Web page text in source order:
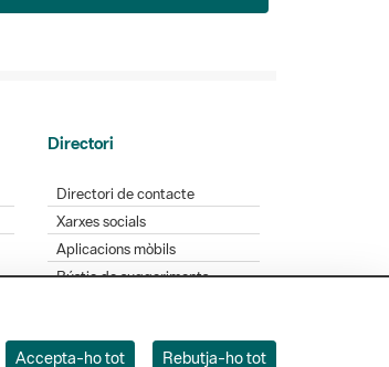
Directori
Directori de contacte
Xarxes socials
Aplicacions mòbils
Bústia de suggeriments
Accepta-ho tot Rebutja-ho tot